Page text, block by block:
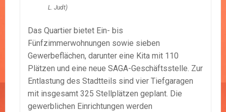
L. Judt)
Das Quartier bietet Ein- bis
Fünfzimmerwohnungen sowie sieben
Gewerbeflächen, darunter eine Kita mit 110
Plätzen und eine neue SAGA-Geschäftsstelle. Zur
Entlastung des Stadtteils sind vier Tiefgaragen
mit insgesamt 325 Stellplätzen geplant. Die
gewerblichen Einrichtungen werden